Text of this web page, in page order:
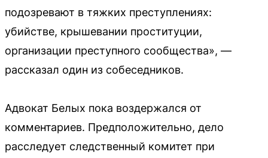
подозревают в тяжких преступлениях:
убийстве, крышевании проституции,
организации преступного сообщества», —
рассказал один из собеседников.
Адвокат Белых пока воздержался от
комментариев. Предположительно, дело
расследует следственный комитет при